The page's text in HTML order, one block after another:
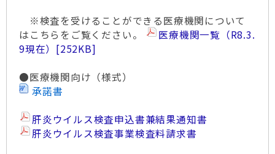
※検査を受けることができる医療機関について
はこちらをご覧ください。
医療機関一覧（R8.3.
9現在） [252KB]
●医療機関向け（様式）
承諾書
肝炎ウイルス検査申込書兼結果通知書
肝炎ウイルス検査事業検査料請求書